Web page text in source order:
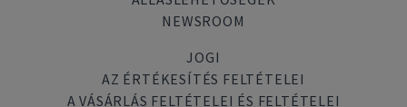
NEWSROOM
JOGI
AZ ÉRTÉKESÍTÉS FELTÉTELEI
A VÁSÁRLÁS FELTÉTELEI ÉS FELTÉTELEI